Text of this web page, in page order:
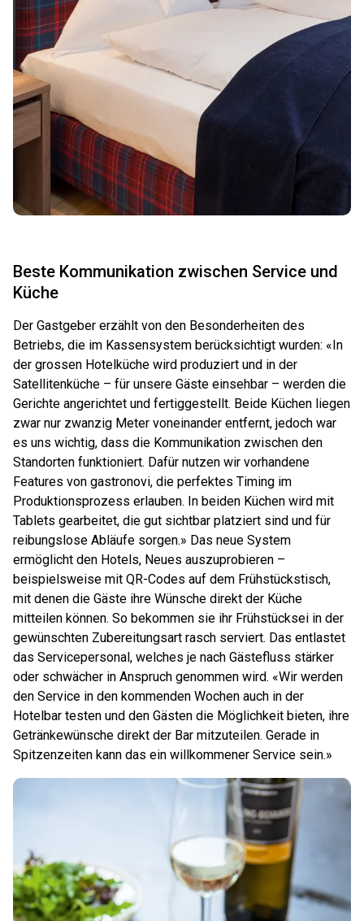
Beste Kommunikation zwischen Service und
Küche
Der Gastgeber erzählt von den Besonderheiten des
Betriebs, die im Kassensystem berücksichtigt wurden: «In
der grossen Hotelküche wird produziert und in der
Satellitenküche – für unsere Gäste einsehbar – werden die
Gerichte angerichtet und fertiggestellt. Beide Küchen liegen
zwar nur zwanzig Meter voneinander entfernt, jedoch war
es uns wichtig, dass die Kommunikation zwischen den
Standorten funktioniert. Dafür nutzen wir vorhandene
Features von gastronovi, die perfektes Timing im
Produktionsprozess erlauben. In beiden Küchen wird mit
Tablets gearbeitet, die gut sichtbar platziert sind und für
reibungslose Abläufe sorgen.» Das neue System
ermöglicht den Hotels, Neues auszuprobieren –
beispielsweise mit QR-Codes auf dem Frühstückstisch,
mit denen die Gäste ihre Wünsche direkt der Küche
mitteilen können. So bekommen sie ihr Frühstücksei in der
gewünschten Zubereitungsart rasch serviert. Das entlastet
das Servicepersonal, welches je nach Gästefluss stärker
oder schwächer in Anspruch genommen wird. «Wir werden
den Service in den kommenden Wochen auch in der
Hotelbar testen und den Gästen die Möglichkeit bieten, ihre
Getränkewünsche direkt der Bar mitzuteilen. Gerade in
Spitzenzeiten kann das ein willkommener Service sein.»